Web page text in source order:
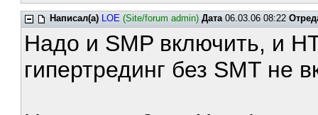
Написал(а) LOE (Site/forum admin) Дата06.03.06 08:22
Надо и SMP включить, и
гипертрединг без SMT не